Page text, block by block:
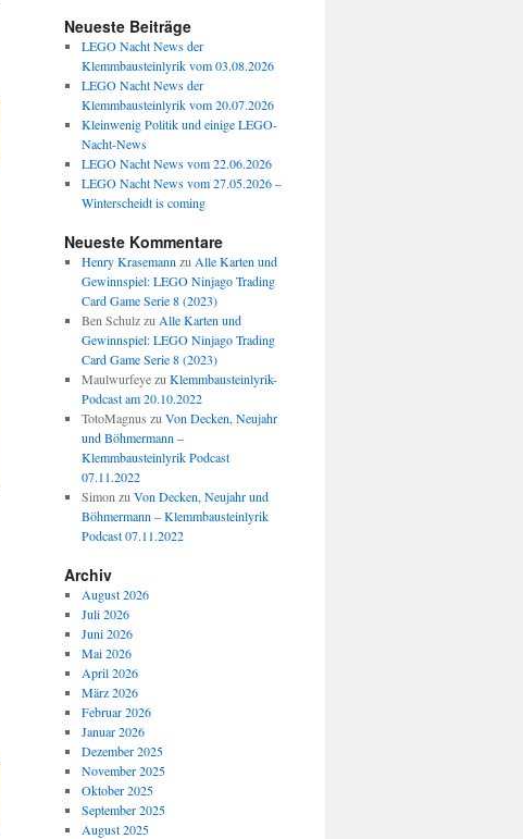
Neueste Beiträge
LEGO Nacht News der
Klemmbausteinlyrik vom 03.08.2026
LEGO Nacht News der
Klemmbausteinlyrik vom 20.07.2026
Kleinwenig Politik und einige LEGO-
Nacht-News
LEGO Nacht News vom 22.06.2026
LEGO Nacht News vom 27.05.2026 –
Winterscheidt is coming
Neueste Kommentare
Henry Krasemann zu Alle Karten und
Gewinnspiel: LEGO Ninjago Trading
Card Game Serie 8 (2023)
Ben Schulzzu Alle Karten und
Gewinnspiel: LEGO Ninjago Trading
Card Game Serie 8 (2023)
Maulwurfeyezu Klemmbausteinlyrik-
Podcast am 20.10.2022
TotoMagnus zu Von Decken, Neujahr
und Böhmermann –
Klemmbausteinlyrik Podcast
07.11.2022
Simon zu Von Decken, Neujahr und
Böhmermann – Klemmbausteinlyrik
Podcast 07.11.2022
Archiv
August 2026
Juli 2026
Juni 2026
Mai 2026
April 2026
März 2026
Februar 2026
Januar 2026
Dezember 2025
November 2025
Oktober 2025
September 2025
August 2025